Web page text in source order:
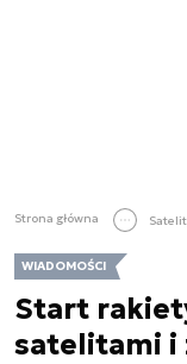
Strona główna
WIADOMOŚCI
Start
satelitami i